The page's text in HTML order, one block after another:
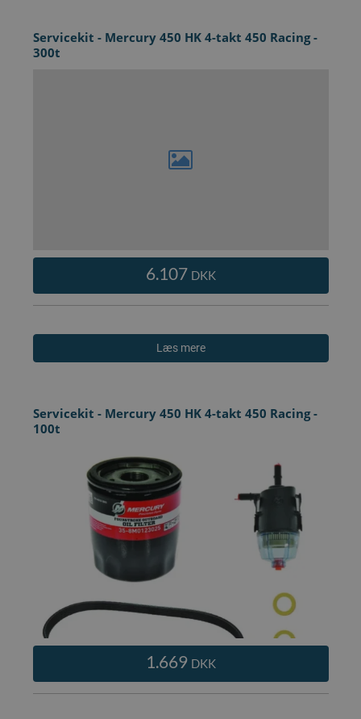
Servicekit - Mercury 450 HK 4-takt 450 Racing -
300t
6.107 DKK
Læs mere
Servicekit - Mercury 450 HK 4-takt 450 Racing -
100t
1.669 DKK